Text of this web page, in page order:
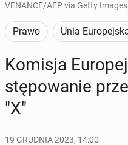
VENANCE/AFP via Getty
Prawo Unia
Komisja
stę­po­wa­nie
"X"
19 GRUDNIA 2023, 14:00